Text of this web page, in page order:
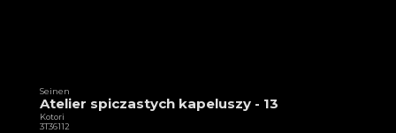
Seinen
Atelier spiczastych kapeluszy - 13
Kotori
3T36112